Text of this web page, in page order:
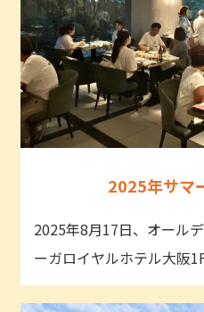
2025年サマ
2025年8月17日、オール
ーガロイヤルホテル大阪